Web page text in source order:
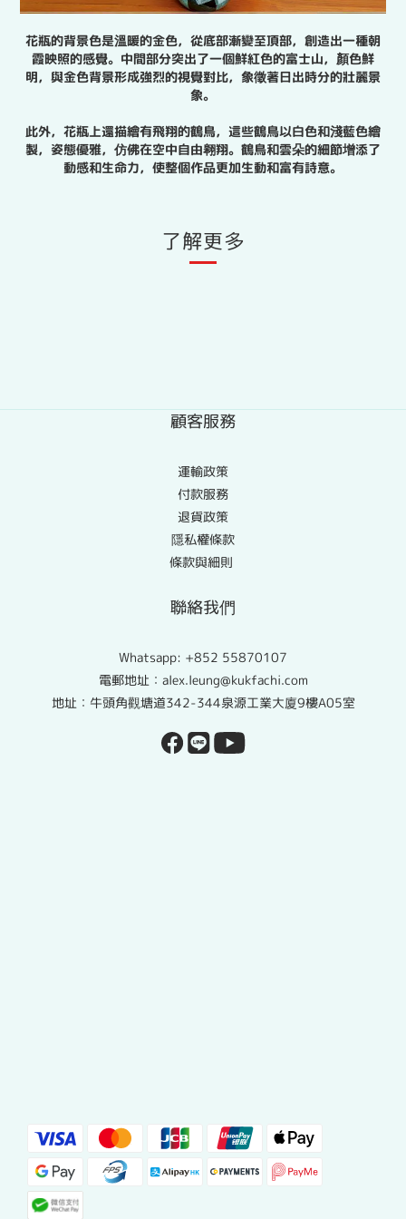
花瓶的背景色是溫暖的金色，從底部漸變至頂部，創造出一種朝
霞映照的感覺。中間部分突出了一個鮮紅色的富士山，顏色鮮
明，與金色背景形成強烈的視覺對比，象徵著日出時分的壯麗景
象。
此外，花瓶上還描繪有飛翔的鶴鳥，這些鶴鳥以白色和淺藍色繪
製，姿態優雅，仿佛在空中自由翱翔。鶴鳥和雲朵的細節增添了
動感和生命力，使整個作品更加生動和富有詩意。
了解更多
顧客服務
運輸政策
付款服務
退貨政策
隱私權條款
條款與細則
聯絡我們
Whatsapp: +852 55870107
電郵地址：alex.leung@kukfachi.com
地址：牛頭角觀塘道342-344泉源工業大廈9樓A05室